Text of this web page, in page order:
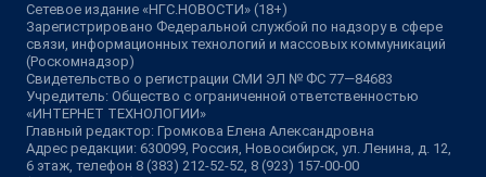
Сетевое издание «НГС.НОВОСТИ» (18+)
Зарегистрировано Федеральной службой по надзору в сфере
связи, информационных технологий и массовых коммуникаций
(Роскомнадзор)
Свидетельство о регистрации СМИ ЭЛ № ФС 77—84683
Учредитель: Общество с ограниченной ответственностью
«ИНТЕРНЕТ ТЕХНОЛОГИИ»
Главный редактор: Громкова Елена Александровна
Адрес редакции: 630099, Россия, Новосибирск, ул. Ленина, д. 12,
6 этаж, телефон 8 (383) 212-52-52, 8 (923) 157-00-00